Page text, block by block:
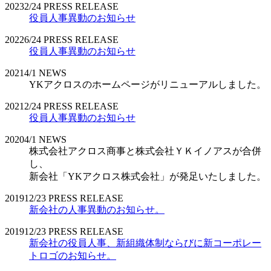
20232/24 PRESS RELEASE
役員人事異動のお知らせ
20226/24 PRESS RELEASE
役員人事異動のお知らせ
20214/1 NEWS
YKアクロスのホームページがリニューアルしました。
2021 2/24 PRESS RELEASE
役員人事異動のお知らせ
20204/1 NEWS
株式会社アクロス商事と株式会社ＹＫイノアスが合併
し、
新会社「YKアクロス株式会社」が発足いたしました。
201912/23 PRESS RELEASE
新会社の人事異動のお知らせ。
201912/23 PRESS RELEASE
新会社の役員人事、新組織体制ならびに新コーポレー
トロゴのお知らせ。